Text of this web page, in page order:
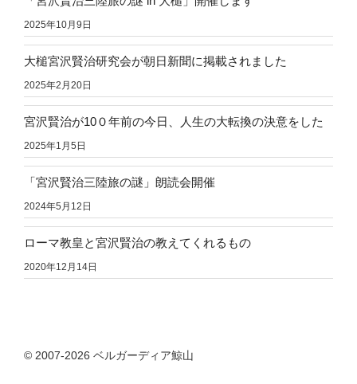
2025年10月9日
大槌宮沢賢治研究会が朝日新聞に掲載されました
2025年2月20日
宮沢賢治が10０年前の今日、人生の大転換の決意をした
2025年1月5日
「宮沢賢治三陸旅の謎」朗読会開催
2024年5月12日
ローマ教皇と宮沢賢治の教えてくれるもの
2020年12月14日
© 2007-2026 ベルガーディア鯨山